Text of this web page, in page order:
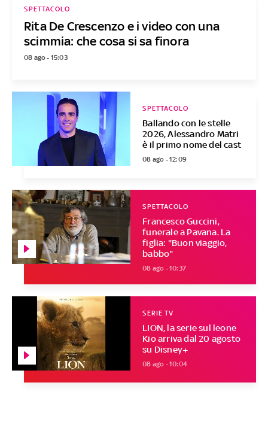
Rita De Crescenzo e i video con una
scimmia: che cosa si sa finora
SPETTACOLO
08 ago - 15:03
Ballando con le stelle
2026, Alessandro Matri
è il primo nome del cast
SPETTACOLO
08 ago - 12:09
Francesco Guccini,
funerale a Pavana. La
figlia: "Buon viaggio,
babbo"
SPETTACOLO
08 ago - 10:37
LION, la serie sul leone
Kio arriva dal 20 agosto
su Disney+
SERIE TV
08 ago - 10:04